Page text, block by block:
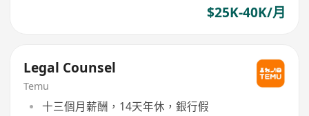
$25K-40K/月
Legal Counsel
Temu
十三個月薪酬，14天年休，銀行假